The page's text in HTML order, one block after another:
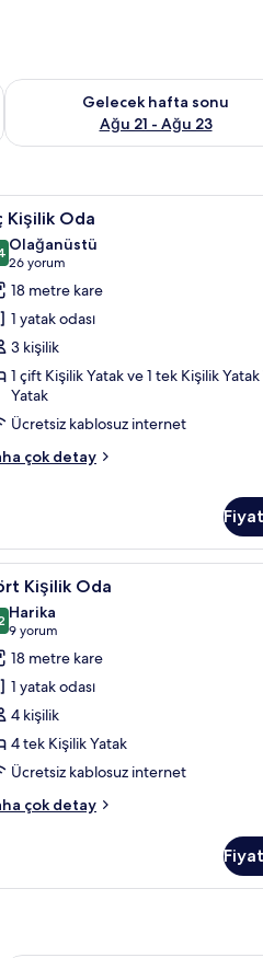
14 - Ağu 16
Gelecek hafta sonu
Ağu 21 - Ağu 23
Önümüzdeki hafta sonu için
yorgan, odada kasa, güneşlik/perde,
Kuştüyü
6Kişilik Oda
/ 10
Olağanüstü
26 yorum
(26
yorum)
18 metre kare
1 yatak odası
3 kişilik
1 çift Kişilik Yatak ve 1 tek Kişilik
Yatak
Ücretsiz kablosuz internet
çok detay
odada kasa, güneşlik/perde, ses
Kuştüyü
6 Kişilik Oda
/ 10
Harika
9 yorum
(9
yorum)
18 metre kare
1 yatak odası
4 kişilik
4 tek Kişilik Yatak
Ücretsiz kablosuz internet
çok detay